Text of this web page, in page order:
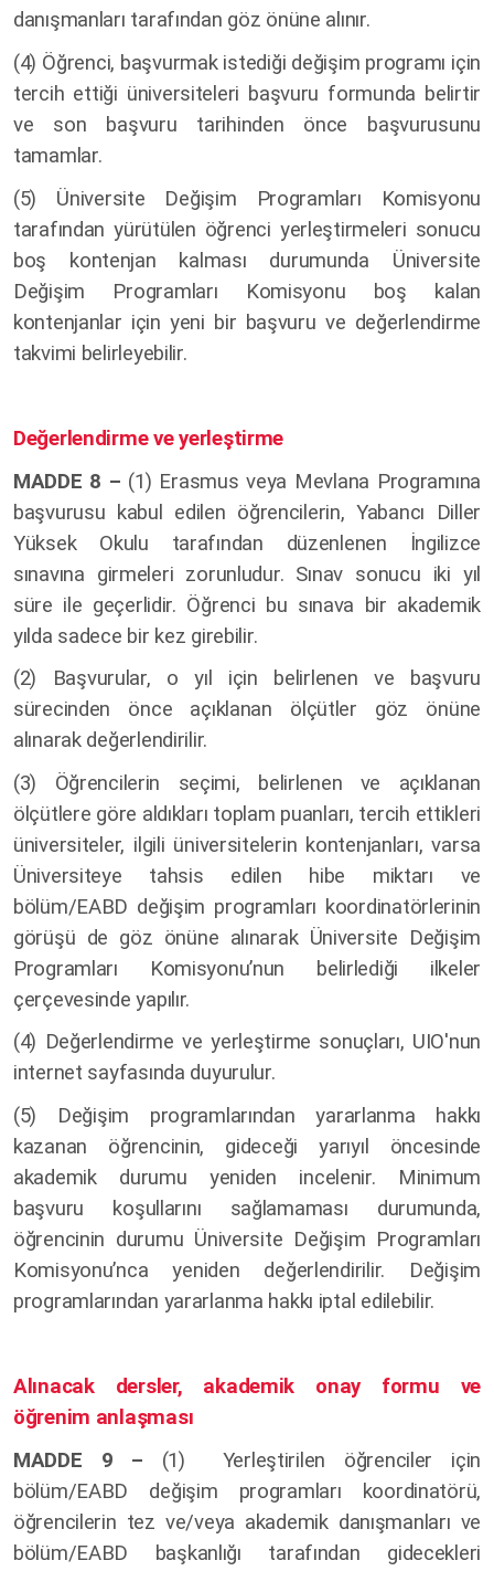
danışmanları tarafından göz önüne alınır.
(4) Öğrenci, başvurmak istediği değişim programı için
tercih ettiği üniversiteleri başvuru formunda belirtir
ve son başvuru tarihinden önce başvurusunu
tamamlar.
(5) Üniversite Değişim Programları Komisyonu
tarafından yürütülen öğrenci yerleştirmeleri sonucu
boş kontenjan kalması durumunda Üniversite
Değişim Programları Komisyonu boş kalan
kontenjanlar için yeni bir başvuru ve değerlendirme
takvimi belirleyebilir.
Değerlendirme ve yerleştirme
MADDE 8 – (1) Erasmus veya Mevlana Programına
başvurusu kabul edilen öğrencilerin, Yabancı Diller
Yüksek Okulu tarafından düzenlenen İngilizce
sınavına girmeleri zorunludur. Sınav sonucu iki yıl
süre ile geçerlidir. Öğrenci bu sınava bir akademik
yılda sadece bir kez girebilir.
(2) Başvurular, o yıl için belirlenen ve başvuru
sürecinden önce açıklanan ölçütler göz önüne
alınarak değerlendirilir.
(3) Öğrencilerin seçimi, belirlenen ve açıklanan
ölçütlere göre aldıkları toplam puanları, tercih ettikleri
üniversiteler, ilgili üniversitelerin kontenjanları, varsa
Üniversiteye tahsis edilen hibe miktarı ve
bölüm/EABD değişim programları koordinatörlerinin
görüşü de göz önüne alınarak Üniversite Değişim
Programları Komisyonu’nun belirlediği ilkeler
çerçevesinde yapılır.
(4) Değerlendirme ve yerleştirme sonuçları, UIO'nun
internet sayfasında duyurulur.
(5) Değişim programlarından yararlanma hakkı
kazanan öğrencinin, gideceği yarıyıl öncesinde
akademik durumu yeniden incelenir. Minimum
başvuru koşullarını sağlamaması durumunda,
öğrencinin durumu Üniversite Değişim Programları
Komisyonu’nca yeniden değerlendirilir. Değişim
programlarından yararlanma hakkı iptal edilebilir.
Alınacak dersler, akademik onay formu ve
öğrenim anlaşması
MADDE 9 – (1)
Yerleştirilen öğrenciler için
bölüm/EABD değişim programları koordinatörü,
öğrencilerin tez ve/veya akademik danışmanları ve
bölüm/EABD başkanlığı tarafından gidecekleri